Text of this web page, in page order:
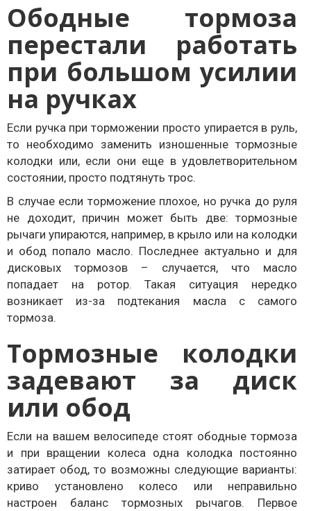
Ободные тормоза
перестали работать
при большом усилии
на ручках
Если ручка при торможении просто упирается в руль,
то необходимо заменить изношенные тормозные
колодки или, если они еще в удовлетворительном
состоянии, просто подтянуть трос.
В случае если торможение плохое, но ручка до руля
не доходит, причин может быть две: тормозные
рычаги упираются, например, в крыло или на колодки
и обод попало масло. Последнее актуально и для
дисковых тормозов – случается, что масло
попадает на ротор. Такая ситуация нередко
возникает из-за подтекания масла с самого
тормоза.
Тормозные колодки
задевают за диск
или обод
Если на вашем велосипеде стоят ободные тормоза
и при вращении колеса одна колодка постоянно
затирает обод, то возможны следующие варианты:
криво установлено колесо или неправильно
настроен баланс тормозных рычагов. Первое